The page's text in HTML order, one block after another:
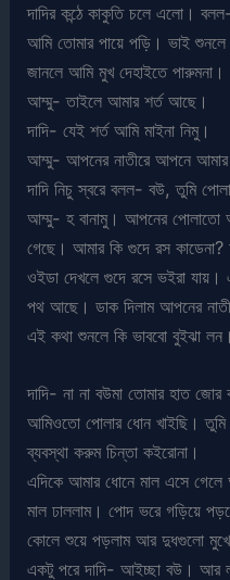
দাদির কন্ঠে কাকুতি চলে এলো।
আমি তোমার পায়ে পড়ি। ভাই
জানলে আমি মুখ দেহাইতে পারুমনা।
আম্মু- তাইলে আমার শর্ত আছে।
দাদি- যেই শর্ত আমি মাইনা নিমু।
আম্মু- আপনের নাতীরে আপনে আমার
দাদি নিচু স্বরে বলল- বউ, তুমি
আম্মু- হ বানামু। আপনের পোলাতো
গেছে। আমার কি গুদে রস
ওইডা দেখলে গুদে রসে ভইরা
পথ আছে। ডাক দিলাম আপনের
এই কথা শুনলে কি ভাববো বুইঝা লন।
দাদি- না না বউমা তোমার হাত
আমিওতো পোলার ধোন খাইছি। তুমি
ব্যবস্থা করুম চিন্তা কইরোনা।
এদিকে আমার ধোনে মাল এসে গেলে
মাল ঢাললাম। পোদ ভরে গড়িয়ে
কোলে শুয়ে পড়লাম আর দুধগুলো
একটু পরে দাদি- আইচ্ছা বউ। আর